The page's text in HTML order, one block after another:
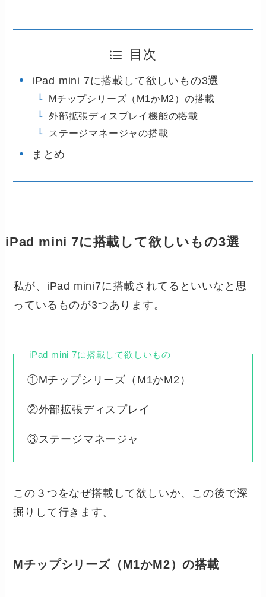
目次
iPad mini 7に搭載して欲しいもの3選
Mチップシリーズ（M1かM2）の搭載
外部拡張ディスプレイ機能の搭載
ステージマネージャの搭載
まとめ
iPad mini 7に搭載して欲しいもの3選
私が、iPad mini7に搭載されてるといいなと思
っているものが3つあります。
iPad mini 7に搭載して欲しいもの
①Mチップシリーズ（M1かM2）
②外部拡張ディスプレイ
③ステージマネージャ
この３つをなぜ搭載して欲しいか、この後で深
掘りして行きます。
Mチップシリーズ（M1かM2）の搭載